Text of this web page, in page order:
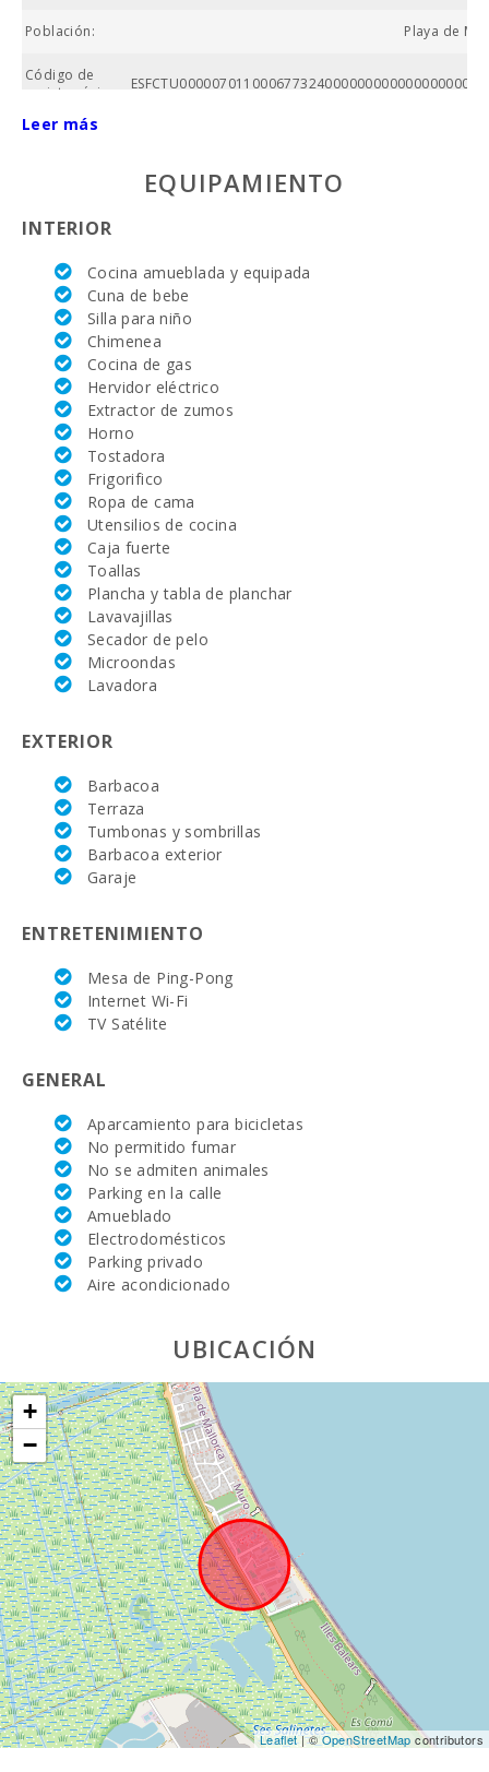
Población: Playa de
Código de
registro único:
Nº baños:
Superficie
casa (m2):
Alcanada Golf
(km ):
Equitación
(km):
Academia de
tenis Rafa
Nadal (km):
Hospital
Alcudia(km):
Hospital Son
Espases Palma
de Mallorca
(km):
Mercado
semanal en
Alcudia ( los
(km):
Supermercado
- Mercadona
(km):
Supermercado
- Eroski (km):
Supermercado
Supermercado
LIDL (km):
MALLORCA
(km):
Katmandu
Park (km):
Parque
atracciones -
Palma
Aquarium
(km):
acuático -
Hidropark
Alcudia (km):
Playa Son
Baulo (km):
Playa Can
Picafort (km):
Cuevas del
Drach (km):
Playa de roca -
Alcanada (km)
:
Playa de Muro
(m):
Leer más
EQUIPAMIENTO
INTERIOR
Cocina amueblada y equipada
Cuna de bebe
Silla para niño
Chimenea
Cocina de gas
Hervidor eléctrico
Extractor de zumos
Horno
Tostadora
Frigorifico
Ropa de cama
Utensilios de cocina
Caja fuerte
Toallas
Plancha y tabla de planchar
Lavavajillas
Secador de pelo
Microondas
Lavadora
EXTERIOR
Barbacoa
Terraza
Tumbonas y sombrillas
Barbacoa exterior
Garaje
ENTRETENIMIENTO
Mesa de Ping-Pong
Internet Wi-Fi
TV Satélite
GENERAL
Aparcamiento para bicicletas
No permitido fumar
No se admiten animales
Parking en la calle
Amueblado
Electrodomésticos
Parking privado
Aire acondicionado
UBICACIÓN
+
−
Leaflet| ©OpenStreetMap contributors